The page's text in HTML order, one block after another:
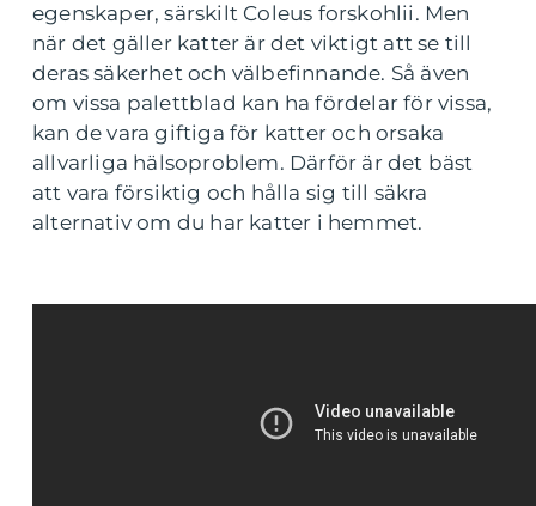
egenskaper, särskilt Coleus forskohlii. Men
när det gäller katter är det viktigt att se till
deras säkerhet och välbefinnande. Så även
om vissa palettblad kan ha fördelar för vissa,
kan de vara giftiga för katter och orsaka
allvarliga hälsoproblem. Därför är det bäst
att vara försiktig och hålla sig till säkra
alternativ om du har katter i hemmet.